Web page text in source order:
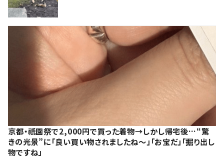
京都・祇園祭で2,000円で買った着物→しかし帰宅後…“驚
きの光景”に「良い買い物されましたね～」「お宝だ」「掘り出し
物ですね」